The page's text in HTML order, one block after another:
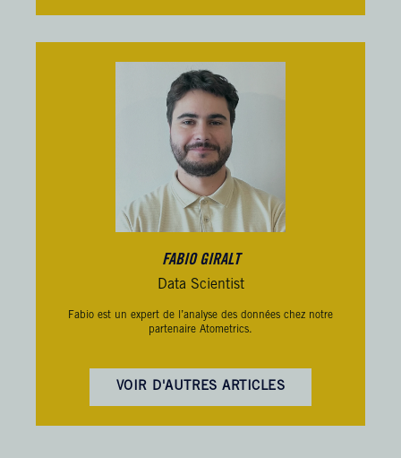
FABIO GIRALT
Data Scientist
Fabio est un expert de l’analyse des données chez notre
partenaire Atometrics.
VOIR D'AUTRES ARTICLES